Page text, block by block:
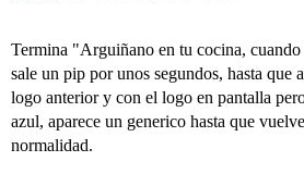
Termina "Arguiñano en tu cocina,
sale un pip por unos segundos, hasta que
logo anterior y con el logo en pantalla
azul, aparece un generico hasta que
normalidad.